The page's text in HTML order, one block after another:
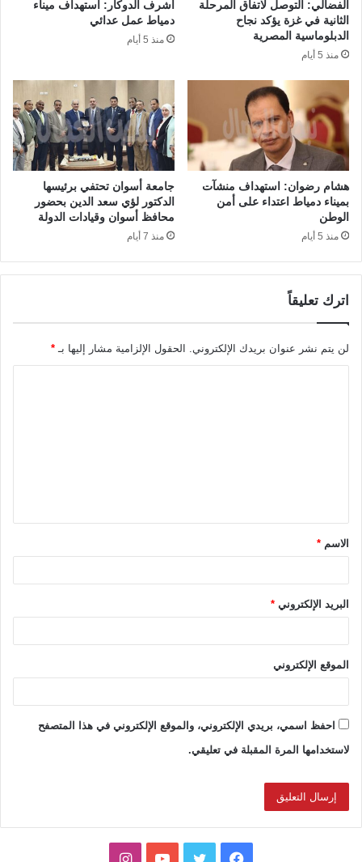
الفضالي: التوصل لاتفاق المرحلة
الثانية في غزة يؤكد نجاح
الدبلوماسية المصرية
منذ 5 أيام
أشرف الدوكار: استهداف ميناء
دمياط عمل عدائي
منذ 5 أيام
هشام رضوان: استهداف منشآت
بميناء دمياط اعتداء على أمن
الوطن
منذ 5 أيام
جامعة أسوان تحتفي برئيسها
الدكتور لؤي سعد الدين بحضور
محافظ أسوان وقيادات الدولة
منذ 7 أيام
اترك تعليقاً
لن يتم نشر عنوان بريدك الإلكتروني. الحقول الإلزامية مشار إليها بـ *
ق
*الاسم *
البريد الإلكتروني *
الموقع الإلكتروني
احفظ اسمي، بريدي الإلكتروني، والموقع الإلكتروني في هذا المتصفح
لاستخدامها المرة المقبلة في تعليقي.